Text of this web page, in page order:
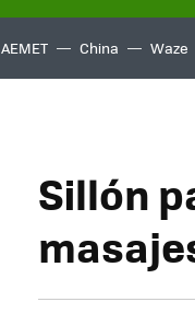
AEMET China Waze
Sillón